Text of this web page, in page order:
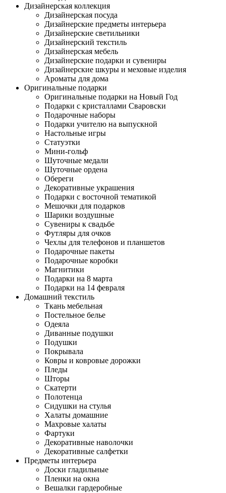
Дизайнерская коллекция
Дизайнерская посуда
Дизайнерские предметы интерьера
Дизайнерские светильники
Дизайнерский текстиль
Дизайнерская мебель
Дизайнерские подарки и сувениры
Дизайнерские шкуры и меховые изделия
Ароматы для дома
Оригинальные подарки
Оригинальные подарки на Новый Год
Подарки с кристаллами Сваровски
Подарочные наборы
Подарки учителю на выпускной
Настольные игры
Статуэтки
Мини-гольф
Шуточные медали
Шуточные ордена
Обереги
Декоративные украшения
Подарки с восточной тематикой
Мешочки для подарков
Шарики воздушные
Сувениры к свадьбе
Футляры для очков
Чехлы для телефонов и планшетов
Подарочные пакеты
Подарочные коробки
Магнитики
Подарки на 8 марта
Подарки на 14 февраля
Домашний текстиль
Ткань мебельная
Постельное белье
Одеяла
Диванные подушки
Подушки
Покрывала
Ковры и ковровые дорожки
Пледы
Шторы
Скатерти
Полотенца
Сидушки на стулья
Халаты домашние
Махровые халаты
Фартуки
Декоративные наволочки
Декоративные салфетки
Предметы интерьера
Доски гладильные
Пленки на окна
Вешалки гардеробные